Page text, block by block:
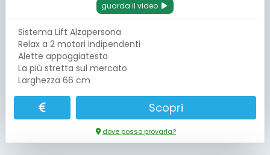
guarda il video
Sistema Lift Alzapersona
Relax a 2 motori indipendenti
Alette appoggiatesta
La più stretta sul mercato
Larghezza 66 cm
Scopri
dove posso provarla?